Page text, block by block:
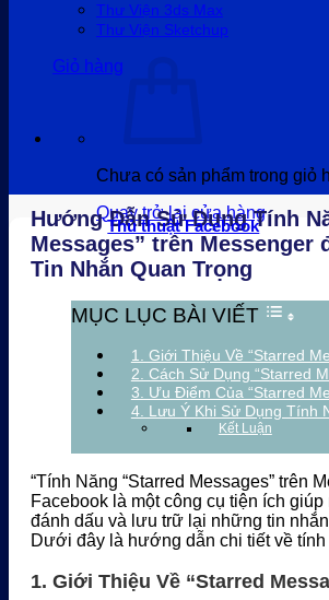
Thư Viện 3ds Max
Thư Viện Sketchup
Giỏ hàng
Chưa có sản phẩm trong giỏ
Quay trở lại cửa hàng
Thủ thuật Facebook
Hướng Dẫn Sử Dụng Tính
Messages” trên Messenger
Tin Nhắn Quan Trọng
MỤC LỤC BÀI VIẾT
1. Giới Thiệu Về “Starred
2. Cách Sử Dụng “Starred
3. Ưu Điểm Của “Starred
4. Lưu Ý Khi Sử Dụng Tính
Kết Luận
“Tính Năng “Starred Messages” trên
Facebook là một công cụ tiện ích
đánh dấu và lưu trữ lại những tin
Dưới đây là hướng dẫn chi tiết về tính
1. Giới Thiệu Về “Starred